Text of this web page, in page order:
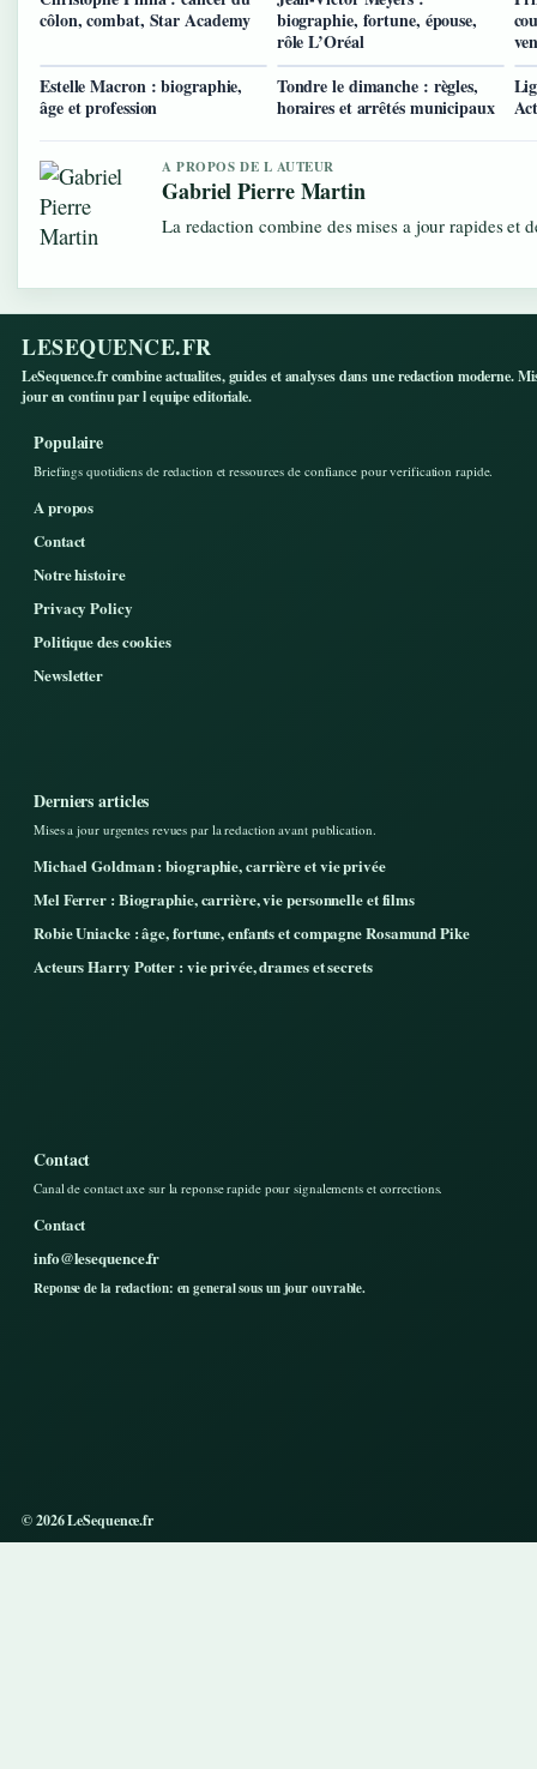
côlon, combat, Star Academy
biographie, fortune, épouse,
rôle L’Oréal
Estelle Macron : biographie,
âge et profession
Tondre le dimanche : règles,
horaires et arrêtés municipaux
A PROPOS DE L AUTEUR
Gabriel Pierre Martin
La redaction combine des mises a jour rapides et
LESEQUENCE.FR
LeSequence.fr combine actualites, guides et analyses dans une redaction moderne.
jour en continu par l equipe editoriale.
Populaire
Briefings quotidiens de redaction et ressources de confiance pour verification rapide.
A propos
Contact
Notre histoire
Privacy Policy
Politique des cookies
Newsletter
Derniers articles
Mises a jour urgentes revues par la redaction avant publication.
Michael Goldman : biographie, carrière et vie privée
Mel Ferrer : Biographie, carrière, vie personnelle et films
Robie Uniacke : âge, fortune, enfants et compagne Rosamund Pike
Acteurs Harry Potter : vie privée, drames et secrets
Contact
Canal de contact axe sur la reponse rapide pour signalements et corrections.
Contact
info@lesequence.fr
Reponse de la redaction: en general sous un jour ouvrable.
© 2026 LeSequence.fr